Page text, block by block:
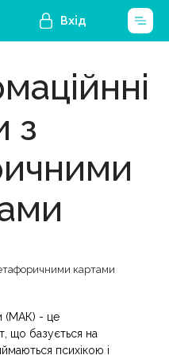
Вхід
з
картами
(МАК) - це
що базується на
психікою і